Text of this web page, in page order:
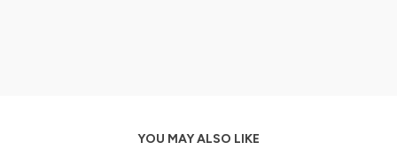
YOU MAY ALSO LIKE